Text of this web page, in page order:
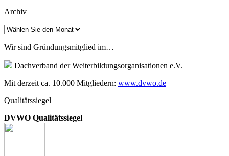
Archiv
Archiv
Wir sind Gründungsmitglied im…
Dachverband der Weiterbildungsorganisationen e.V.
Mit derzeit ca. 10.000 Mitgliedern: www.dvwo.de
Qualitätssiegel
DVWO Qualitätssiegel